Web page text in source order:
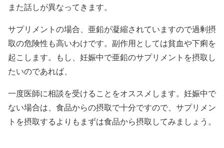
また話しが異なってきます。
サプリメントの場合、亜鉛が凝縮されていますので過剰摂
取の危険性も高いわけです。副作用としては貧血や下痢を
起こします。もし、妊娠中で亜鉛のサプリメントを摂取し
たいのであれば、
一度医師に相談を受けることをオススメします。妊娠中で
ない場合は、食品からの摂取で十分ですので、サプリメン
トを摂取するよりもまずは食品から摂取してみましょう。